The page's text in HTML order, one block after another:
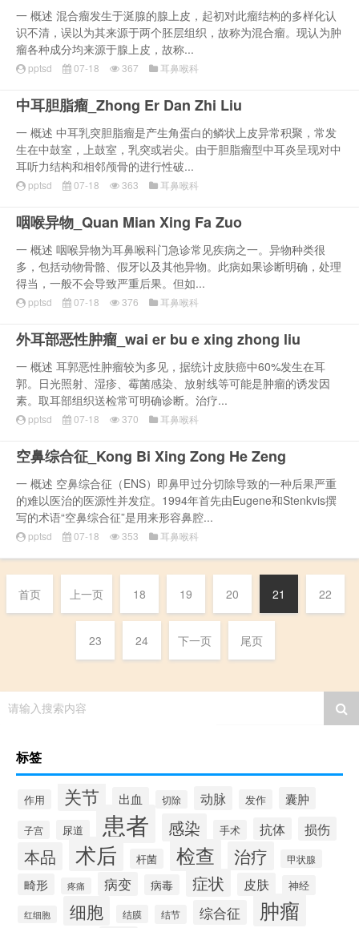
一 概述 混合瘤发生于涎腺的腺上皮，起初对此瘤结构的多样化认
识不清，误以为其来源于两个胚层组织，故称为混合瘤。现认为肿
瘤各种成分均来源于腺上皮，故称...
pptsd 07-18 367 耳鼻喉科
中耳胆脂瘤_Zhong Er Dan Zhi Liu
一 概述 中耳乳突胆脂瘤是产生角蛋白的鳞状上皮异常积聚，常发
生在中鼓室，上鼓室，乳突或岩尖。由于胆脂瘤型中耳炎呈现对中
耳听力结构和相邻颅骨的进行性破...
pptsd 07-18 363 耳鼻喉科
咽喉异物_Quan Mian Xing Fa Zuo
一 概述 咽喉异物为耳鼻喉科门急诊常见疾病之一。异物种类很
多，包括动物骨骼、假牙以及其他异物。此病如果诊断明确，处理
得当，一般不会导致严重后果。但如...
pptsd 07-18 376 耳鼻喉科
外耳部恶性肿瘤_wai er bu e xing zhong liu
一 概述 耳郭恶性肿瘤较为多见，据统计皮肤癌中60%发生在耳
郭。日光照射、湿疹、霉菌感染、放射线等可能是肿瘤的诱发因
素。取耳部组织送检常可明确诊断。治疗...
pptsd 07-18 370 耳鼻喉科
空鼻综合征_Kong Bi Xing Zong He Zeng
一 概述 空鼻综合征（ENS）即鼻甲过分切除导致的一种后果严重
的难以医治的医源性并发症。1994年首先由Eugene和Stenkvis撰
写的术语“空鼻综合征”是用来形容鼻腔...
pptsd 07-18 353 耳鼻喉科
首页 上一页 18 19 20 21 22
23 24 下一页 尾页
请输入搜索内容
标签
作用 关节 出血 切除 动脉 发作 囊肿
子宫 尿道 患者 感染 手术 抗体 损伤
本品 术后 杆菌 检查 治疗 甲状腺
畸形 疼痛 病变 病毒 症状 皮肤 神经
红细胞 细胞 结膜 结节 综合征 肿瘤